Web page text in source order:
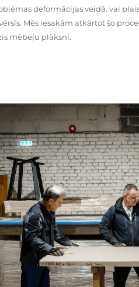
deformācijas veidā. vai
Mēs iesakām atkārtot šo
mēbeļu plāksni.